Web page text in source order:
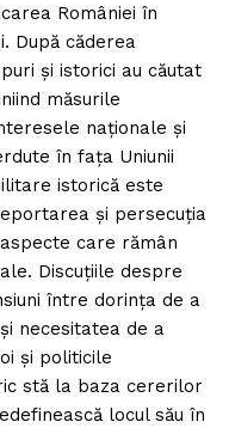
României în
După căderea
și istorici au căutat
măsurile
naționale și
în fața Uniunii
istorică este
și persecuția
care rămân
Discuțiile despre
între dorința de a
necesitatea de a
și politicile
stă la baza cererilor
locul său în